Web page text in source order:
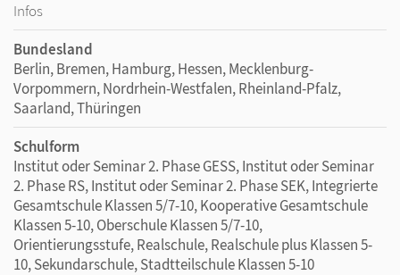
Infos
Bundesland
Berlin, Bremen, Hamburg, Hessen, Mecklenburg-
Vorpommern, Nordrhein-Westfalen, Rheinland-Pfalz,
Saarland, Thüringen
Schulform
Institut oder Seminar 2. Phase GESS, Institut oder Seminar
2. Phase RS, Institut oder Seminar 2. Phase SEK, Integrierte
Gesamtschule Klassen 5/7-10, Kooperative Gesamtschule
Klassen 5-10, Oberschule Klassen 5/7-10,
Orientierungsstufe, Realschule, Realschule plus Klassen 5-
10, Sekundarschule, Stadtteilschule Klassen 5-10